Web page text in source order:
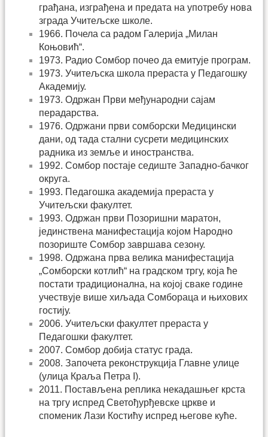
грађана, изграђена и предата на употребу нова
зграда Учитељске школе.
1966. Почела са радом Галерија „Милан
Коњовић“.
1973. Радио Сомбор почео да емитује програм.
1973. Учитељска школа прераста у Педагошку
Академију.
1973. Одржан Први међународни сајам
перадарства.
1976. Одржани први сомборски Медицински
дани, од тада стални сусрети медицинских
радника из земље и иностранства.
1992. Сомбор постаје седиште Западно-бачког
округа.
1993. Педагошка академија прераста у
Учитељски факултет.
1993. Одржан први Позоришни маратон,
јединствена манифестација којом Народно
позориште Сомбор завршава сезону.
1998. Одржана прва велика манифестација
„Сомборски котлић“ на градском тргу, која ће
постати традиционална, на којој сваке године
учествује више хиљада Сомбораца и њихових
гостију.
2006. Учитељски факултет прераста у
Педагошки факултет.
2007. Сомбор добија статус града.
2008. Започета реконструкција Главне улице
(улица Краља Петра I).
2011. Постављена реплика некадашњег крста
на тргу испред Светођурђевске цркве и
споменик Лази Костићу испред његове куће.